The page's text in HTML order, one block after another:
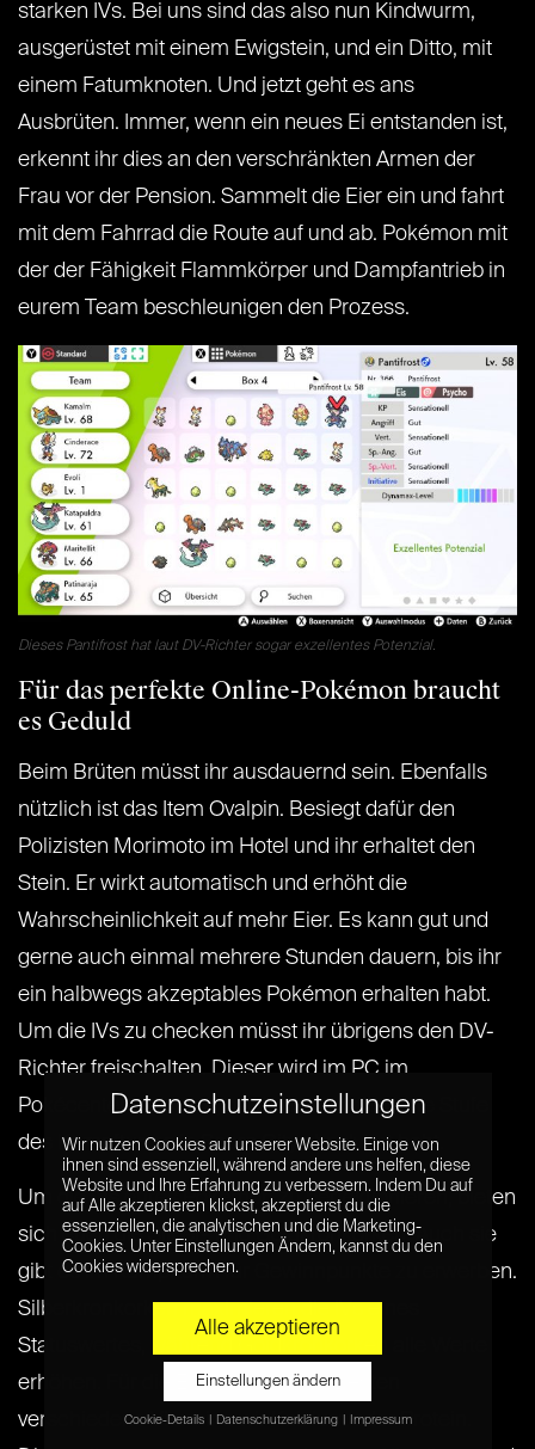
starken IVs. Bei uns sind das also nun Kindwurm,
ausgerüstet mit einem Ewigstein, und ein Ditto, mit
einem Fatumknoten. Und jetzt geht es ans
Ausbrüten. Immer, wenn ein neues Ei entstanden ist,
erkennt ihr dies an den verschränkten Armen der
Frau vor der Pension. Sammelt die Eier ein und fahrt
mit dem Fahrrad die Route auf und ab. Pokémon mit
der der Fähigkeit Flammkörper und Dampfantrieb in
eurem Team beschleunigen den Prozess.
Dieses Pantifrost hat laut DV-Richter sogar exzellentes Potenzial.
Für das perfekte Online-Pokémon braucht
es Geduld
Beim Brüten müsst ihr ausdauernd sein. Ebenfalls
nützlich ist das Item Ovalpin. Besiegt dafür den
Polizisten Morimoto im Hotel und ihr erhaltet den
Stein. Er wirkt automatisch und erhöht die
Wahrscheinlichkeit auf mehr Eier. Es kann gut und
gerne auch einmal mehrere Stunden dauern, bis ihr
ein halbwegs akzeptables Pokémon erhalten habt.
Um die IVs zu checken müsst ihr übrigens den DV-
Richter freischalten. Dieser wird im PC im
Pokécenter aktivierte, nachdem ihr die vierte Stufe
des Kampfturms in Score City absolviert habt.
Um die IVs eures Pokémon zu perfektionieren, bieten
sich euch die Silber- und Goldkronkorken. Auch sie
gibt es im Kampfturm für Gewinnpunkte zu erwerben.
Silberkronkorken maximieren die IVs eines
Statuswertes, während Goldkronkorken alle Werte
erhöhen. Für die EVs nutzt ihr am Besten
verschiedene Vitamine wir Kalzium oder Protein.
Datenschutzeinstellungen
Wir nutzen Cookies auf unserer Website. Einige von
ihnen sind essenziell, während andere uns helfen, diese
Website und Ihre Erfahrung zu verbessern. Indem Du auf
auf Alle akzeptieren klickst, akzeptierst du die
essenziellen, die analytischen und die Marketing-
Cookies. Unter Einstellungen Ändern, kannst du den
Cookies widersprechen.
Alle akzeptieren
Einstellungen ändern
Cookie-Details Datenschutzerklärung Impressum